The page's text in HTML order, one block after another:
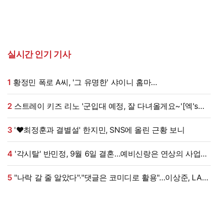
실시간 인기 기사
1
출신?…"고마워서 술 사려던 건데" 침묵 이유 있었나 [엑's
이슈]
2
HD포토]
3 '♥최정훈과 결별설' 한지민, SNS에 올린 근황 보니
4
[공식]
5"나락 갈 줄 알았다"·"댓글은 코미디로 활용"…이상준, LA